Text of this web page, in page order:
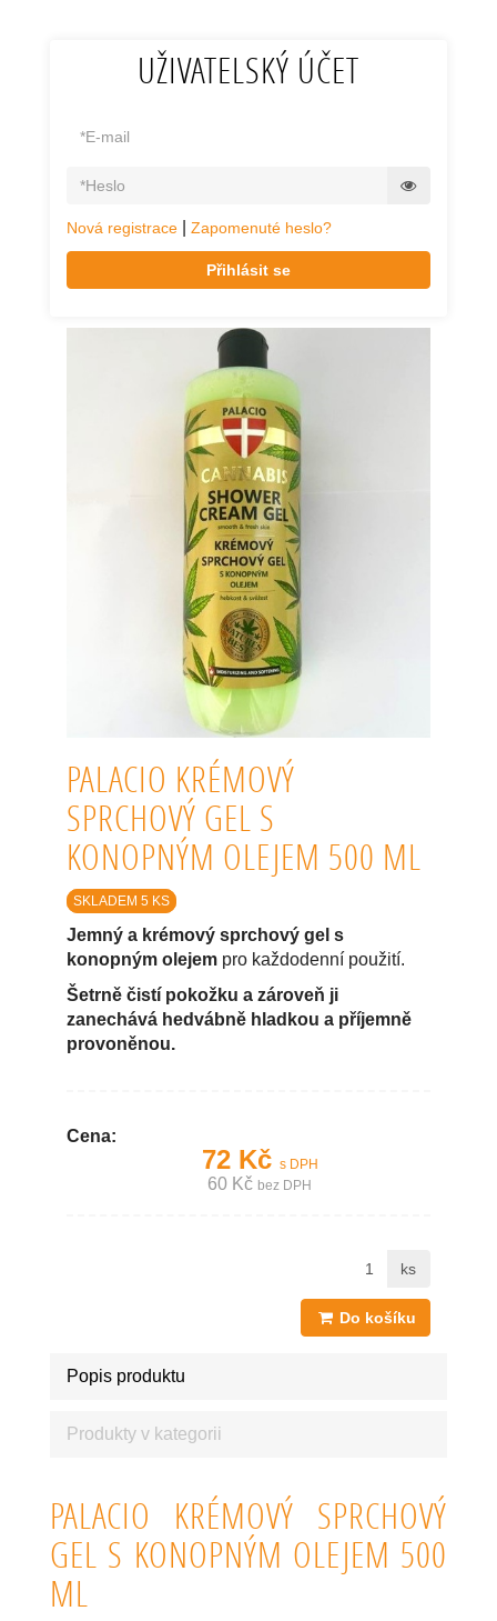
UŽIVATELSKÝ ÚČET
Nová registrace Zapomenuté heslo?
Přihlásit se
PALACIO KRÉMOVÝ
SPRCHOVÝ GEL S
KONOPNÝM OLEJEM 500 ML
SKLADEM 5 KS
Jemný a krémový sprchový gel s
konopným olejem pro každodenní použití.
Šetrně čistí pokožku a zároveň ji
zanechává hedvábně hladkou a příjemně
provoněnou.
Cena:
72 Kč s DPH
60 Kč bez DPH
ks
Do košíku
Popis produktu
Produkty v kategorii
PALACIO KRÉMOVÝ SPRCHOVÝ
GEL S KONOPNÝM OLEJEM 500
ML